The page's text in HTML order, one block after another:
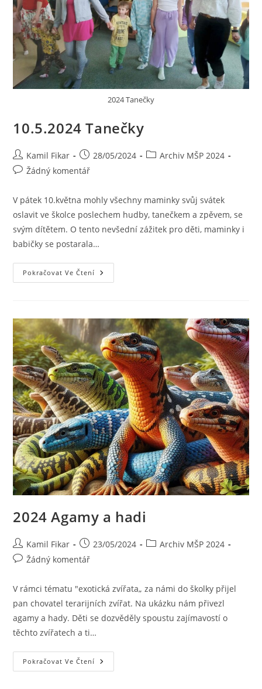
2024 Tanečky
10.5.2024 Tanečky
Kamil Fikar 28/05/2024
Archiv MŠP 2024
Žádný komentář
V pátek 10.května mohly všechny maminky svůj svátek
oslavit ve školce poslechem hudby, tanečkem a zpěvem, se
svým dítětem. O tento nevšední zážitek pro děti, maminky i
babičky se postarala…
Pokračovat Ve Čtení
2024 Agamy a hadi
Kamil Fikar 23/05/2024
Archiv MŠP 2024
Žádný komentář
V rámci tématu "exotická zvířata„ za námi do školky přijel
pan chovatel terarijních zvířat. Na ukázku nám přivezl
agamy a hady. Děti se dozvěděly spoustu zajímavostí o
těchto zvířatech a ti…
Pokračovat Ve Čtení